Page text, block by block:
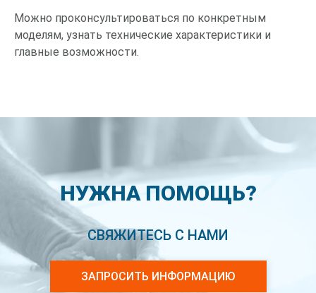
Можно проконсультироваться по конкретным
моделям, узнать технические характеристики и
главные возможности.
НУЖНА ПОМОЩЬ?
СВЯЖИТЕСЬ С НАМИ
ЗАПРОСИТЬ ИНФОРМАЦИЮ